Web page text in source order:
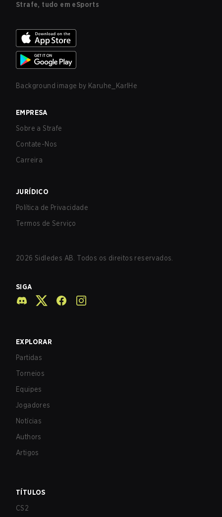
Strafe, tudo em eSports
Background image by Karuhe_KarlHe
EMPRESA
Sobre a Strafe
Contate-Nos
Carreira
JURÍDICO
Política de Privacidade
Termos de Serviço
2026 Sidledes AB. Todos os direitos reservados.
SIGA
EXPLORAR
Partidas
Torneios
Equipes
Jogadores
Notícias
Authors
Artigos
TÍTULOS
CS2